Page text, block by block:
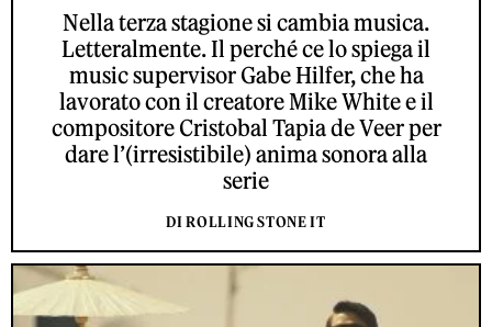
Nella terza stagione si cambia musica.
Letteralmente. Il perché ce lo spiega il
music supervisor Gabe Hilfer, che ha
lavorato con il creatore Mike White e il
compositore Cristobal Tapia de Veer per
dare l’(irresistibile) anima sonora alla
serie
DI ROLLING STONE IT